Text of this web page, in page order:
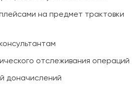
на предмет трактовки
отслеживания операций
доначислений